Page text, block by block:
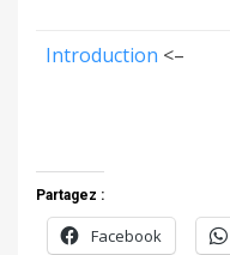
Introduction <–
Partagez :
Facebook